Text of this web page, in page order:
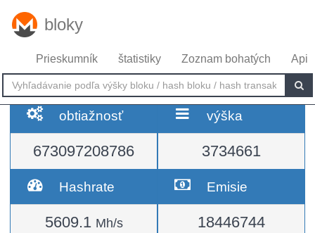
bloky
Prieskumník štatistiky Zoznam bohatých Api
obtiažnosť
673097208786
výška
3734661
Hashrate
5609.1 Mh/s
Emisie
18446744